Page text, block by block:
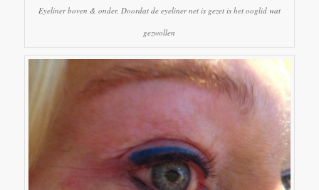
Eyeliner boven & onder. Doordat de eyeliner net is gezet is het ooglid wat
gezwollen